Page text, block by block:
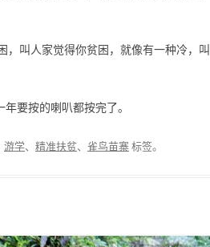
，叫人家觉得你贫困，就像有一种冷，叫
要按的喇叭都按完了。
游学、 精准扶贫、 雀鸟苗寨标签。